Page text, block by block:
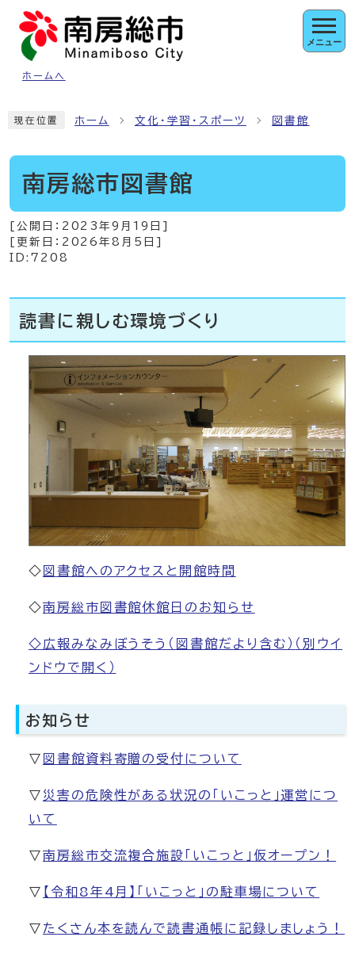
ページの先頭です
ホームへ
メニュー
現在位置 ホーム 文化・学習・スポーツ 図書館
南房総市図書館
[公開日： 2023年9月19日
[更新日： 2026年8月5日
ID:7208
読書に親しむ環境づくり
◇ 図書館へのアクセスと開館時間
◇南房総市図書館休館日のお知らせ
◇広報みなみぼうそう（図書館だより含む） （別ウイ
ンドウで開く）
お知らせ
▽ 図書館資料寄贈の受付について
▽ 災害の危険性がある状況の「いこっと」運営につ
いて
▽南房総市交流複合施設「いこっと」仮オープン！
▽ 【令和8年4月】「いこっと」の駐車場について
▽ たくさん本を読んで読書通帳に記録しましょう！